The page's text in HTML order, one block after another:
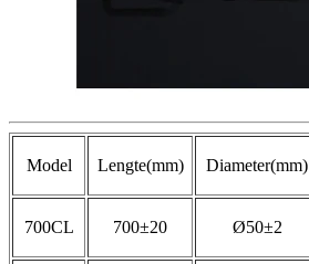
Model Lengte(mm) Diameter(mm)
700CL 700±20 Ø50±2